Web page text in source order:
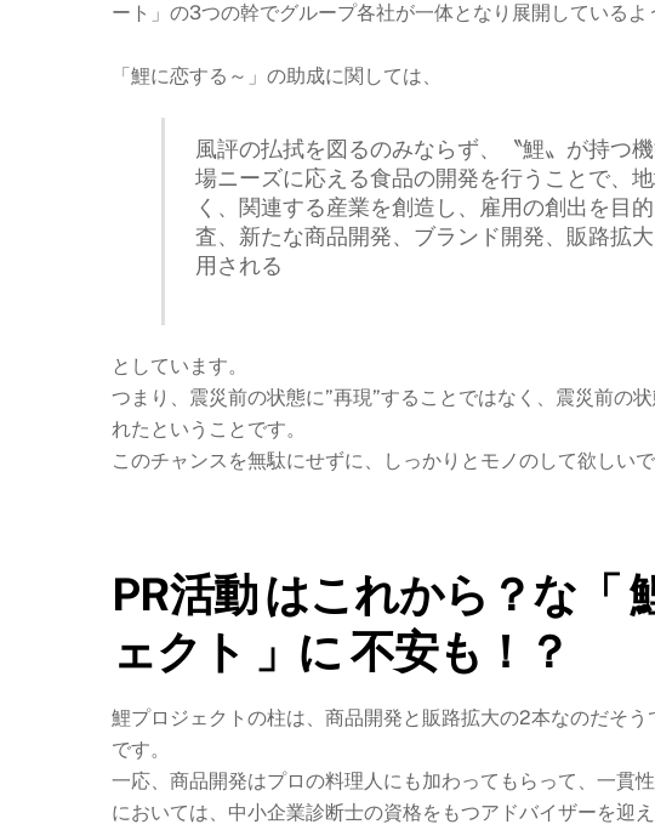
ート」の3つの幹でグループ各社が一体となり展開しているよ
「鯉に恋する～」の助成に関しては、
風評の払拭を図るのみならず、〝鯉〟が持つ
場ニーズに応える食品の開発を行うことで、
く、関連する産業を創造し、雇用の創出を目
査、新たな商品開発、ブランド開発、販路拡
用される
としています。
つまり、震災前の状態に”再現”することではなく、震災前の
れたということです。
このチャンスを無駄にせずに、しっかりとモノのして欲しいで
PR活動 はこれから？な「
ェクト 」に 不安も！？
鯉プロジェクトの柱は、商品開発と販路拡大の2本なのだそ
です。
一応、商品開発はプロの料理人にも加わってもらって、一貫
においては、中小企業診断士の資格をもつアドバイザーを迎